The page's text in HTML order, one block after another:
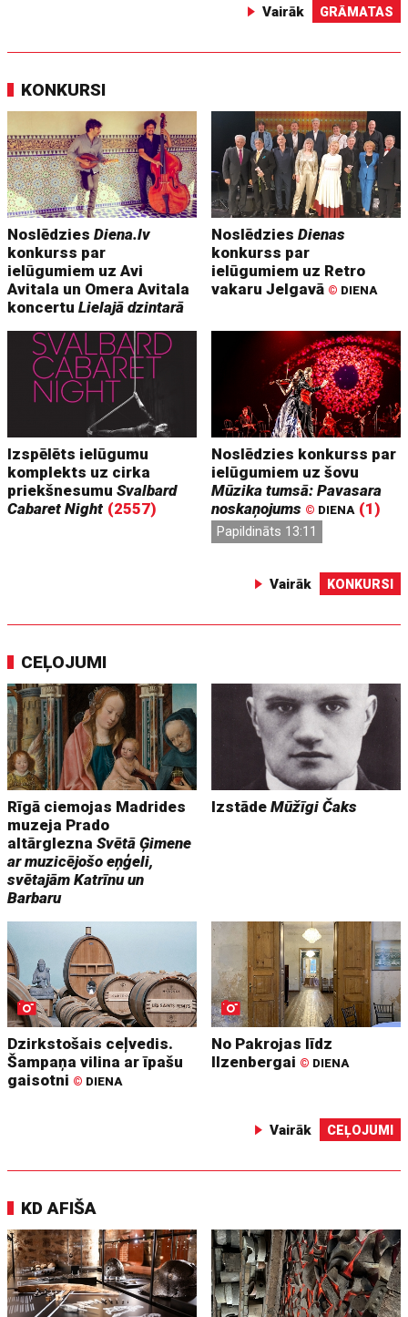
Vairāk GRĀMATAS
KONKURSI
NoslēdziesDiena.lv
konkurss par
ielūgumiem uz Avi
Avitala un Omera Avitala
koncertuLielajā dzintarā
NoslēdziesDienas
konkurss par
ielūgumiem uz Retro
vakaru Jelgavā © DIENA
Izspēlēts ielūgumu
komplekts uz cirka
priekšnesumuSvalbard
Cabaret Night (2557)
Noslēdzies konkurss par
ielūgumiem uz šovu
Mūzika tumsā: Pavasara
noskaņojums © DIENA (1)
Papildināts 13:11
Vairāk KONKURSI
CEĻOJUMI
Rīgā ciemojas Madrides
muzeja Prado
altārgleznaSvētā Ģimene
ar muzicējošo eņģeli,
svētajām Katrīnu un
Barbaru
IzstādeMūžīgi Čaks
Dzirkstošais ceļvedis.
Šampaņa vilina ar īpašu
gaisotni © DIENA
No Pakrojas līdz
Ilzenbergai © DIENA
Vairāk CEĻOJUMI
KD AFIŠA